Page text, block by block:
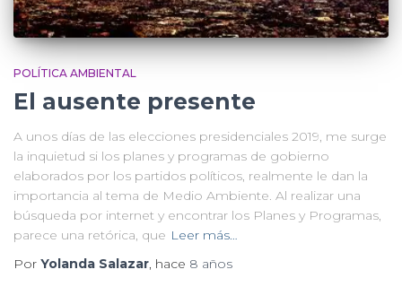
POLÍTICA AMBIENTAL
El ausente presente
A unos días de las elecciones presidenciales 2019, me surge
la inquietud si los planes y programas de gobierno
elaborados por los partidos políticos, realmente le dan la
importancia al tema de Medio Ambiente. Al realizar una
búsqueda por internet y encontrar los Planes y Programas,
parece una retórica, que Leer más…
Por Yolanda Salazar, hace 8 años